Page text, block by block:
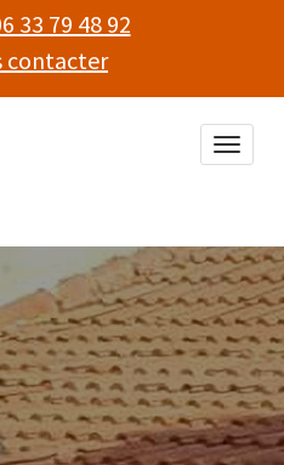
33 79 48 92
contacter
Toggle